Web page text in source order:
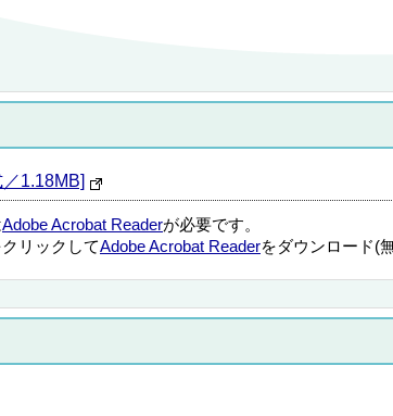
1.18MB]
Adobe Acrobat Readerが必要です。
リックしてAdobe Acrobat Readerをダウンロード(